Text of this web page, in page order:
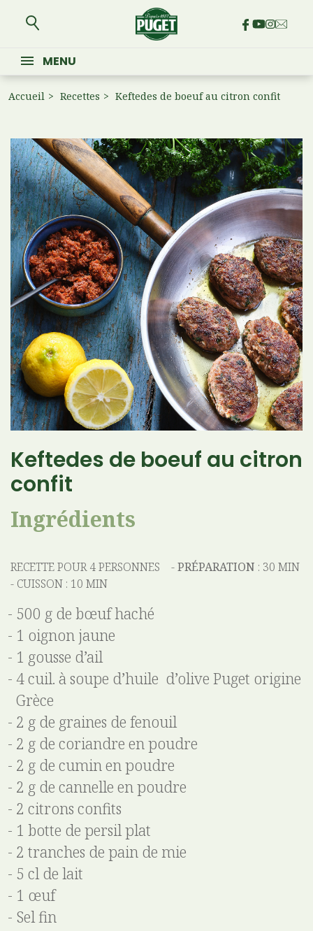
MENU
Accueil Recettes Keftedes de boeuf au citron confit
Keftedes de boeuf au citron
confit
Ingrédients
RECETTE POUR 4 PERSONNES -PRÉPARATION : 30 MIN
- CUISSON : 10 MIN
500 g de bœuf haché
1 oignon jaune
1 gousse d’ail
4 cuil. à soupe d’huile d’olive Puget origine
Grèce
2 g de graines de fenouil
2 g de coriandre en poudre
2 g de cumin en poudre
2 g de cannelle en poudre
2 citrons confits
1 botte de persil plat
2 tranches de pain de mie
5 cl de lait
1 œuf
Sel fin